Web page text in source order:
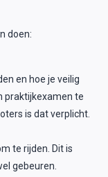
doen:
en hoe je veilig
praktijkexamen te
is dat verplicht.
te rijden. Dit is
gebeuren.